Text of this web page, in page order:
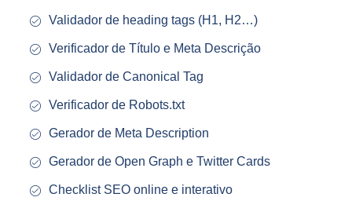
Validador de heading tags (H1, H2…)
Verificador de Título e Meta Descrição
Validador de Canonical Tag
Verificador de Robots.txt
Gerador de Meta Description
Gerador de Open Graph e Twitter Cards
Checklist SEO online e interativo